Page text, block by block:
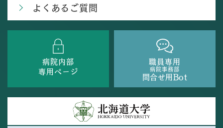
よくあるご質問
病院内部
専用ページ
職員専用
病院事務部
問合せ用Bot